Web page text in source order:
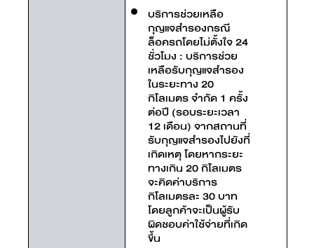
บริการช่วยเหลือ
กุญแจสำรองกรณี
ล็อครถโดยไม่ตั้งใจ 24
ชั่วโมง : บริการช่วย
เหลือรับกุญแจสำรอง
ในระยะทาง 20
กิโลเมตร จำกัด 1 ครั้ง
ต่อปี (รอบระยะเวลา
12 เดือน) จากสถานที่
รับกุญแจสำรองไปยังที่
เกิดเหตุ โดยหากระยะ
ทางเกิน 20 กิโลเมตร
จะคิดค่าบริการ
กิโลเมตรละ 30 บาท
โดยลูกค้าจะเป็นผู้รับ
ผิดชอบค่าใช้จ่ายที่เกิด
ขึ้น